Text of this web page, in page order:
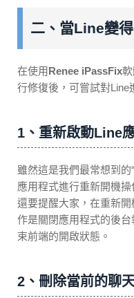
二、當Line變
在使用Renee iPassFix
行修復後，可嘗試對Line
1、重新啟動Line
雖然這是我們最常想到
應用程式進行重新開機
還要提醒大家，在重新
作是關閉應用程式的後
束前端的開啟狀態。
2、刪除當前的聊